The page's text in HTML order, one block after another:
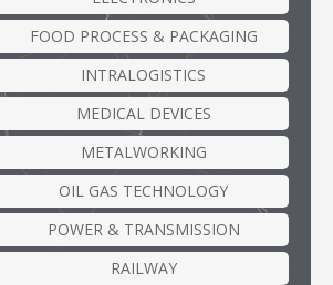
FOOD PROCESS & PACKAGING
INTRALOGISTICS
MEDICAL DEVICES
METALWORKING
OIL GAS TECHNOLOGY
POWER & TRANSMISSION
RAILWAY